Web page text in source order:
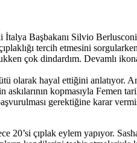
Başbakanı Silvio
tercih etmesini
çok dindardım. Devamlı
olarak hayal ettiğini anlatıyor.
askılarının kopmasıyla
gerektiğine karar
20’si çıplak eylem yapıyor.